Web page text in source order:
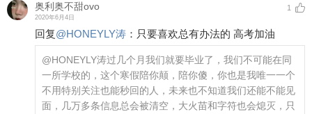
奥利奥不甜ovo
2020年6月4日
1
回复@HONEYLY涛 ： 只要喜欢总有办法的 高考加油
@HONEYLY涛过几个月我们就要毕业了，我们不可能在同
一所学校的，这个寒假陪你颠，陪你傻，你也是我唯一一个
不用特别关注也能秒回的人，未来也不知道我们还能不能见
面，几万多条信息总会被清空，大火苗和字符也会熄灭，只